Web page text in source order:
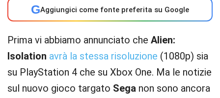
GAggiungici come fonte preferita su Google
Prima vi abbiamo annunciato che Alien:
Isolation avrà la stessa risoluzione (1080p) sia
su PlayStation 4 che su Xbox One. Ma le notizie
sul nuovo gioco targato Sega non sono ancora